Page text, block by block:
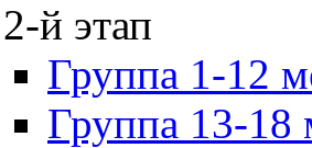
2-й этап
Группа 1-12
Группа 13-18